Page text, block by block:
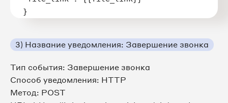
}
3) Название уведомления: Завершение звонка
Тип события: Завершение звонка
Способ уведомления: HTTP
Метод: POST